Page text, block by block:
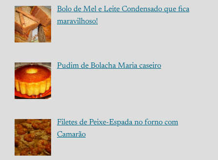
Bolo de Mel e Leite Condensado que fica
maravilhoso!
Pudim de Bolacha Maria caseiro
Filetes de Peixe-Espada no forno com
Camarão